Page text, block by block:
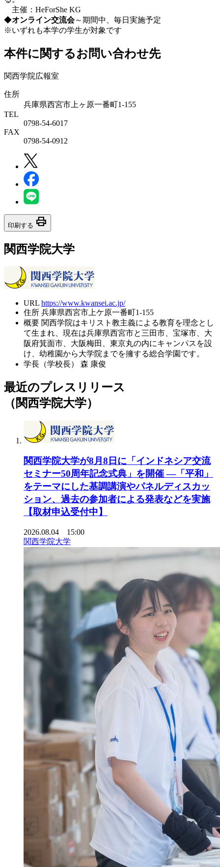
主催：HeForShe KG
◆オンライン交流会～期間中、毎日実施予定
※いずれも本学の学生が対象です
本件に関するお問い合わせ先
関西学院広報室
住所
兵庫県西宮市上ヶ原一番町1-155
TEL
0798-54-6017
FAX
0798-54-0912
印刷する print
関西学院大学
URL https://www.kwansei.ac.jp/
住所 兵庫県西宮市上ケ原一番町1-155
概要 関西学院はキリスト教主義による教育を理念とし
て生まれ、現在は兵庫県西宮市と三田市、宝塚市、大
阪府箕面市、大阪梅田、東京丸の内にキャンパスを設
け、幼稚園から大学院までを擁する総合学園です。
学長（学校長）
森 康俊
最近のプレスリリース
（関西学院大学）
関西学院大学が8月8日に「インドネシア交流
セミナー50周年記念式典」を開催 ―「平和」
をテーマにした基調講演やパネルディスカッ
ション、過去の参加者による発表などを実施
【取材申込受付中】
2026.08.04 15:00
関西学院大学